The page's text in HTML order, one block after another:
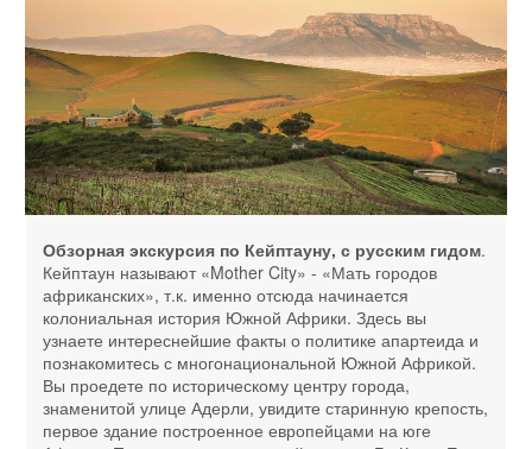
Обзорная экскурсия по Кейптауну, с русским гидом.
Кейптаун называют «Mother City» - «Мать городов
африканских», т.к. именно отсюда начинается
колониальная история Южной Африки. Здесь вы
узнаете интереснейшие факты о политике апартеида и
познакомитесь с многонациональной Южной Африкой.
Вы проедете по историческому центру города,
знаменитой улице Адерли, увидите старинную крепость,
первое здание построенное европейцами на юге